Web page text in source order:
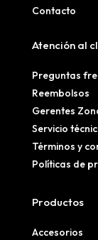
Contacto
Atención al
Preguntas
Reembolsos
Gerentes
Servicio
Términos y
Políticas de
Productos
Accesorios